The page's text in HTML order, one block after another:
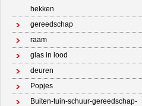
hekken
gereedschap
raam
glas in lood
deuren
Popjes
Buiten-tuin-schuur-gereedschap-